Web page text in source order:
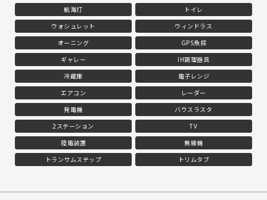
航海灯
トイレ
ウォシュレット
ウィンドラス
オーニング
GPS魚探
ギャレー
IH調理器具
冷蔵庫
電子レンジ
エアコン
レーダー
発電機
バウスラスタ
2ステーション
TV
陸電装置
無線機
トランサムステップ
トリムタブ